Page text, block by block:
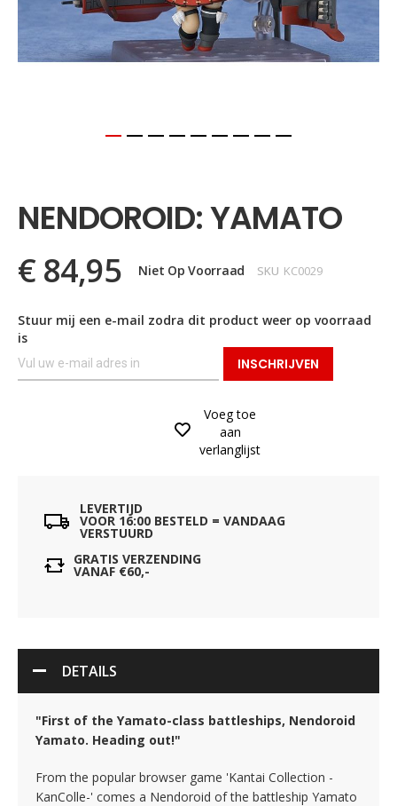
begin
van
afbeeldingen-
gallerij
NENDOROID: YAMATO
€ 84,95 Niet Op Voorraad SKU KC0029
Stuur mij een e-mail zodra dit product weer op voorraad
is
INSCHRIJVEN
Voeg toe
aan
verlanglijst
LEVERTIJD
VOOR 16:00 BESTELD = VANDAAG
VERSTUURD
GRATIS VERZENDING
VANAF €60,-
DETAILS
"First of the Yamato-class battleships, Nendoroid
Yamato. Heading out!"
From the popular browser game 'Kantai Collection -
KanColle-' comes a Nendoroid of the battleship Yamato